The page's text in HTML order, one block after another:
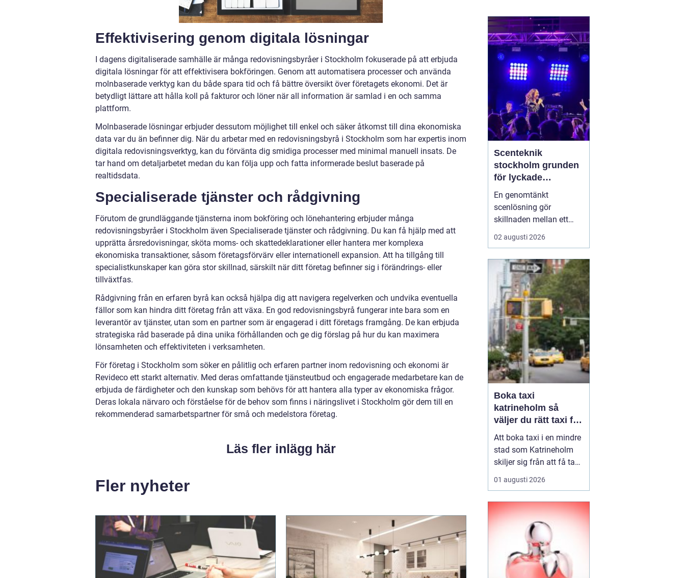
Effektivisering genom digitala lösningar
I dagens digitaliserade samhälle är många redovisningsbyråer i Stockholm fokuserade på att erbjuda
digitala lösningar för att effektivisera bokföringen. Genom att automatisera processer och använda
molnbaserade verktyg kan du både spara tid och få bättre översikt över företagets ekonomi. Det är
betydligt lättare att hålla koll på fakturor och löner när all information är samlad i en och samma
plattform.
Molnbaserade lösningar erbjuder dessutom möjlighet till enkel och säker åtkomst till dina ekonomiska
data var du än befinner dig. När du arbetar med en redovisningsbyrå i Stockholm som har expertis inom
digitala redovisningsverktyg, kan du förvänta dig smidiga processer med minimal manuell insats. De
tar hand om detaljarbetet medan du kan följa upp och fatta informerade beslut baserade på
realtidsdata.
Specialiserade tjänster och rådgivning
Förutom de grundläggande tjänsterna inom bokföring och lönehantering erbjuder många
redovisningsbyråer i Stockholm även Specialiserade tjänster och rådgivning. Du kan få hjälp med att
upprätta årsredovisningar, sköta moms- och skattedeklarationer eller hantera mer komplexa
ekonomiska transaktioner, såsom företagsförvärv eller internationell expansion. Att ha tillgång till
specialistkunskaper kan göra stor skillnad, särskilt när ditt företag befinner sig i förändrings- eller
tillväxtfas.
Rådgivning från en erfaren byrå kan också hjälpa dig att navigera regelverken och undvika eventuella
fällor som kan hindra ditt företag från att växa. En god redovisningsbyrå fungerar inte bara som en
leverantör av tjänster, utan som en partner som är engagerad i ditt företags framgång. De kan erbjuda
strategiska råd baserade på dina unika förhållanden och ge dig förslag på hur du kan maximera
lönsamheten och effektiviteten i verksamheten.
För företag i Stockholm som söker en pålitlig och erfaren partner inom redovisning och ekonomi är
Revideco ett starkt alternativ. Med deras omfattande tjänsteutbud och engagerade medarbetare kan de
erbjuda de färdigheter och den kunskap som behövs för att hantera alla typer av ekonomiska frågor.
Deras lokala närvaro och förståelse för de behov som finns i näringslivet i Stockholm gör dem till en
rekommenderad samarbetspartner för små och medelstora företag.
Läs fler inlägg här
Fler nyheter
något annor...
Scenteknik
stockholm grunden
för lyckade
evenemang
En genomtänkt
scenlösning gör
skillnaden mellan ett
evenemang som känns
trevande och ett som
publiken. När ljud, ljus,
bild och scenbyggnation
samspelar skapas fokus,
energi och trygghet både
för publiken och för dem
på scen. I ...
02 augusti 2026
Boka taxi
katrineholm så
väljer du rätt taxi för
trygga resor
Att boka taxi i en mindre
stad som Katrineholm
skiljer sig från att få tag
på bil i en storstad.
Utbudet är mer
skillnaden mellan olika
bolag kan vara tydlig.
Den som söker efter
Boka Taxi K...
01 augusti 2026